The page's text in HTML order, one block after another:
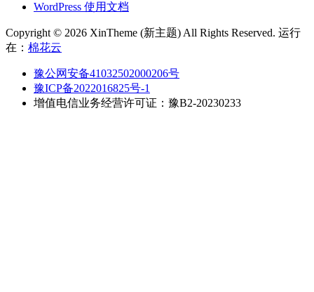
WordPress 使用文档
Copyright © 2026 XinTheme (新主题) All Rights Reserved. 运行
在： 棉花云
豫公网安备41032502000206号
豫ICP备2022016825号-1
增值电信业务经营许可证：豫B2-20230233